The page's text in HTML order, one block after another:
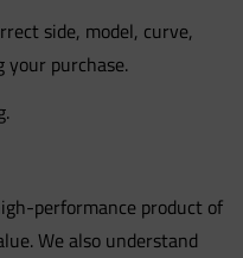
side, model, curve,
your purchase.
performance product of
We also understand